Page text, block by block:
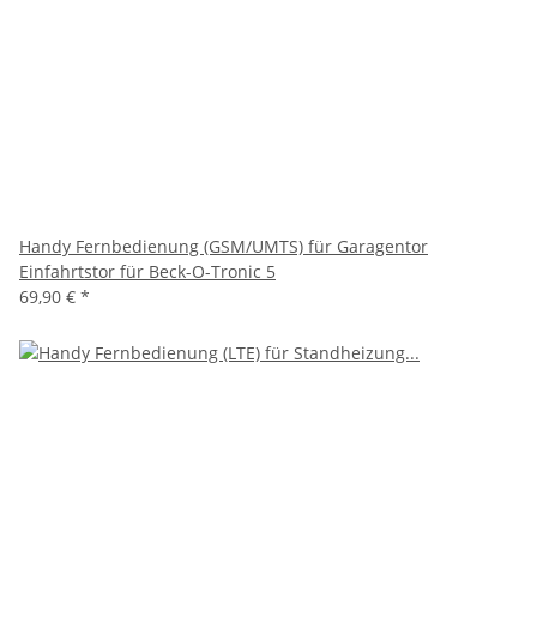
Handy Fernbedienung (GSM/UMTS) für Garagentor
Einfahrtstor für Beck-O-Tronic 5
69,90 € *